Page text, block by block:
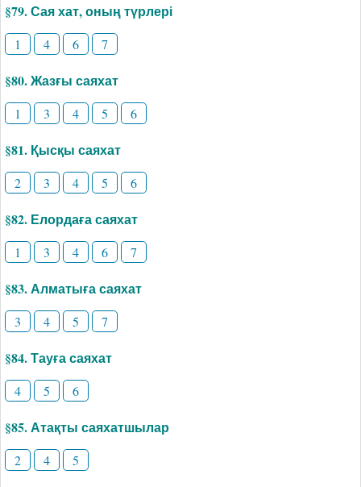
§79. Сая хат, оның түрлері
1 4 6 7
§80. Жазғы саяхат
1 3 4 5 6
§81. Қысқы саяхат
2 3 4 5 6
§82. Елордаға саяхат
1 3 4 6 7
§83. Алматыға саяхат
3 4 5 7
§84. Тауға саяхат
4 5 6
§85. Атақты саяхатшылар
2 4 5